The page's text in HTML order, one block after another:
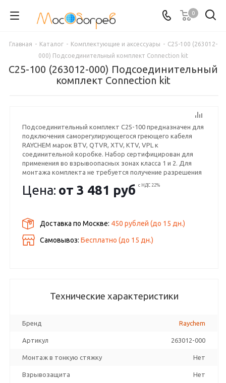
0
Главная - Каталог - Комплектующие и аксессуары - C25-100 (263012-
000) Подсоединительный комплект Connection kit
C25-100 (263012-000) Подсоединительный
комплект Connection kit
Подсоединительный комплект C25-100 предназначен для
подключения саморегулирующегося греющего кабеля
RAYCHEM марок BTV, QTVR, XTV, KTV, VPL к
соединительной коробке. Набор сертифицирован для
применения во взрывоопасных зонах класса 1 и 2. Для
монтажа комплекта не требуется получение разрешения
Цена: от3 481 руб с НДС 22%
Доставка по Москве: 450 рублей (до 15 дн.)
Самовывоз:Бесплатно (до 15 дн.)
Технические характеристики
Бренд Raychem
Артикул 263012-000
Монтаж в тонкую стяжку Нет
Взрывозащита Нет